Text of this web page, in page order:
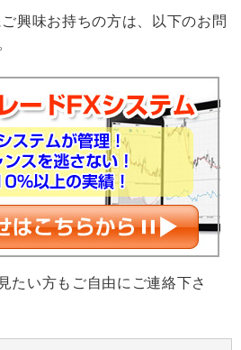
興味お持ちの方は、以下のお問
たい方もご自由にご連絡下さ